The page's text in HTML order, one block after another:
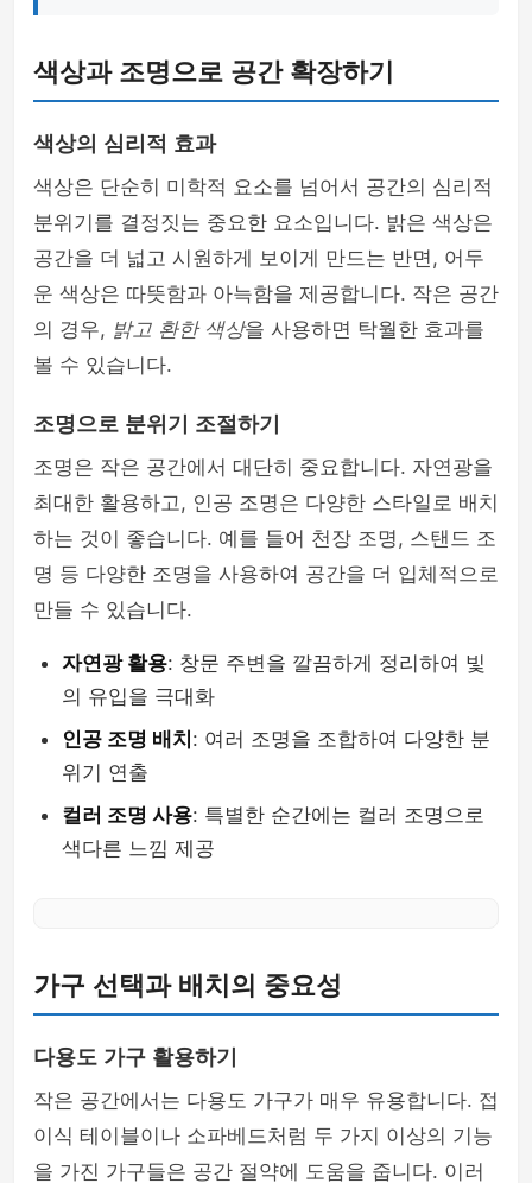
색상과 조명으로 공간 확장하기
색상의 심리적 효과
색상은 단순히 미학적 요소를 넘어서 공간의 심리적
분위기를 결정짓는 중요한 요소입니다. 밝은 색상은
공간을 더 넓고 시원하게 보이게 만드는 반면, 어두
운 색상은 따뜻함과 아늑함을 제공합니다. 작은 공간
의 경우, 밝고 환한 색상을 사용하면 탁월한 효과를
볼 수 있습니다.
조명으로 분위기 조절하기
조명은 작은 공간에서 대단히 중요합니다. 자연광을
최대한 활용하고, 인공 조명은 다양한 스타일로 배치
하는 것이 좋습니다. 예를 들어 천장 조명, 스탠드 조
명 등 다양한 조명을 사용하여 공간을 더 입체적으로
만들 수 있습니다.
자연광 활용: 창문 주변을 깔끔하게 정리하여 빛
의 유입을 극대화
인공 조명 배치 : 여러 조명을 조합하여 다양한 분
위기 연출
컬러 조명 사용: 특별한 순간에는 컬러 조명으로
색다른 느낌 제공
가구 선택과 배치의 중요성
다용도 가구 활용하기
작은 공간에서는 다용도 가구가 매우 유용합니다. 접
이식 테이블이나 소파베드처럼 두 가지 이상의 기능
을 가진 가구들은 공간 절약에 도움을 줍니다. 이러